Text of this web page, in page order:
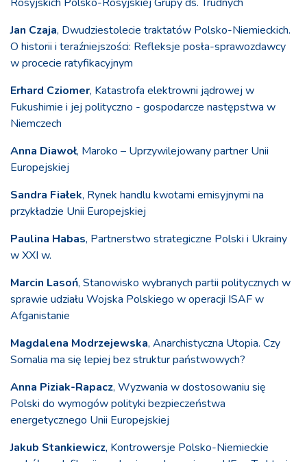
Jan Czaja, Dwudziestolecie traktatów Polsko-Niemieckich.
O historii i teraźniejszości: Refleksje posła-sprawozdawcy
w procecie ratyfikacyjnym
Erhard Cziomer, Katastrofa elektrowni jądrowej w
Fukushimie i jej polityczno - gospodarcze następstwa w
Niemczech
Anna Diawoł, Maroko – Uprzywilejowany partner Unii
Europejskiej
Sandra Fiałek, Rynek handlu kwotami emisyjnymi na
przykładzie Unii Europejskiej
Paulina Habas, Partnerstwo strategiczne Polski i Ukrainy
w XXI w.
Marcin Lasoń, Stanowisko wybranych partii politycznych w
sprawie udziału Wojska Polskiego w operacji ISAF w
Afganistanie
Magdalena Modrzejewska, Anarchistyczna Utopia. Czy
Somalia ma się lepiej bez struktur państwowych?
Anna Piziak-Rapacz, Wyzwania w dostosowaniu się
Polski do wymogów polityki bezpieczeństwa
energetycznego Unii Europejskiej
Jakub Stankiewicz, Kontrowersje Polsko-Niemieckie